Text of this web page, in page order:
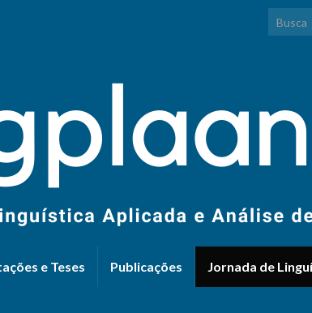
Search
e Teses Publicações Jornada de